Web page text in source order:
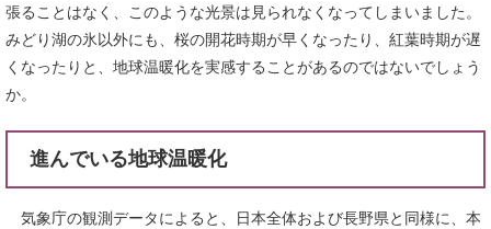
張ることはなく、このような光景は見られなくなってしまいました。
みどり湖の氷以外にも、桜の開花時期が早くなったり、紅葉時期が遅
くなったりと、地球温暖化を実感することがあるのではないでしょう
か。
進んでいる地球温暖化
気象庁の観測データによると、日本全体および長野県と同様に、本